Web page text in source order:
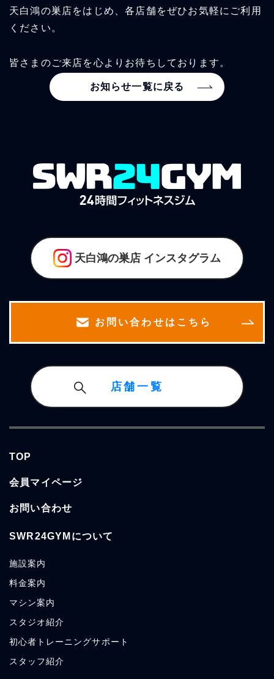
天白鴻の巣店をはじめ、各店舗をぜひお気軽にご利用
ください。
皆さまのご来店を心よりお待ちしております。
お知らせ一覧に戻る
天白鴻の巣店 インスタグラム
お問い合わせはこちら
店舗一覧
TOP
会員マイページ
お問い合わせ
SWR24GYMについて
施設案内
料金案内
マシン案内
スタジオ紹介
初心者トレーニングサポート
スタッフ紹介